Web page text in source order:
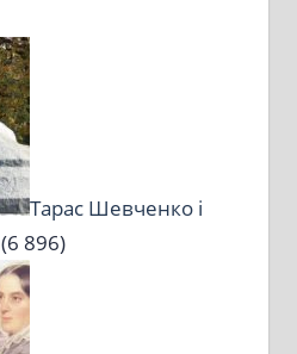
Тарас Шевченко і
(6 896)